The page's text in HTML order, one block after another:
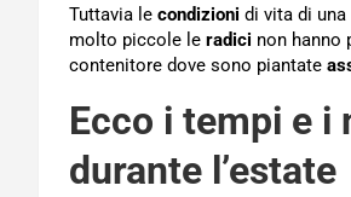
Tuttavia le condizioni di vita di
molto piccole le radici non hanno
contenitore dove sono piantate
Ecco i tempi e i
durante l’estate